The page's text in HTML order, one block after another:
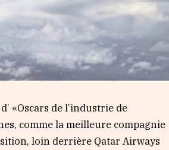
«Oscars de l’industrie de
comme la meilleure compagnie
loin derrière Qatar Airways